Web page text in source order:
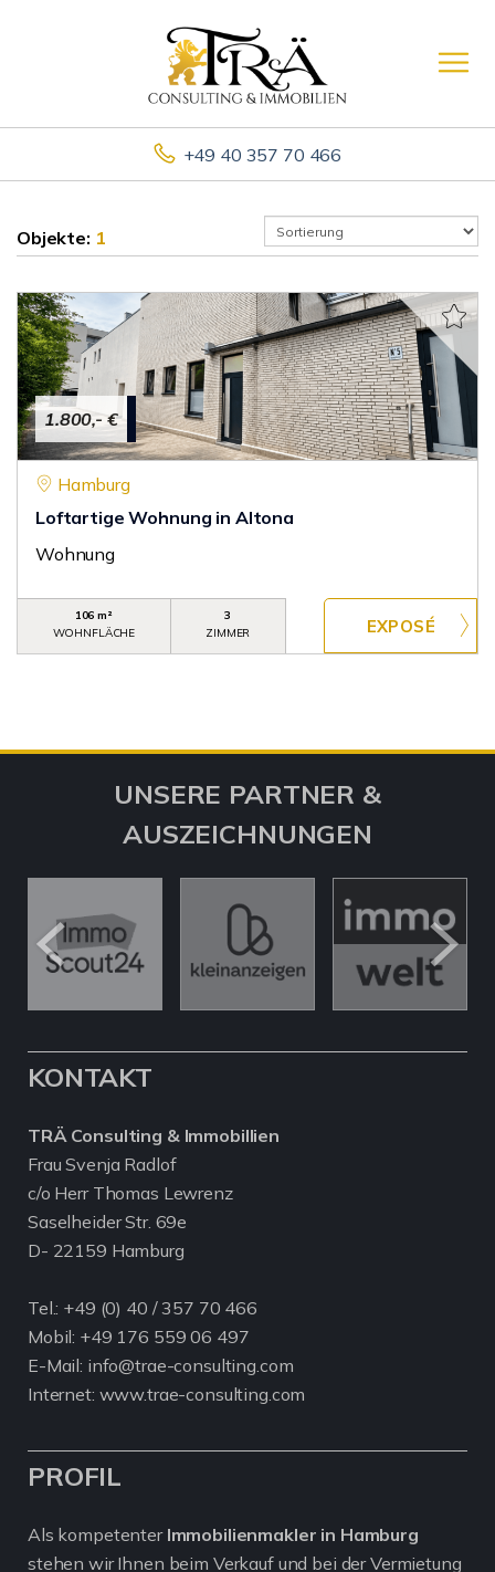
+49 40 357 70 466
Objekte: 1
1.800,- €
Hamburg
Loftartige Wohnung in Altona
Wohnung
106 m²
WOHNFLÄCHE
3
ZIMMER
UNSERE PARTNER &
AUSZEICHNUNGEN
KONTAKT
TRÄ Consulting & Immobillien
Frau Svenja Radlof
c/o Herr Thomas Lewrenz
Saselheider Str. 69e
D- 22159 Hamburg
Tel.: +49 (0) 40 / 357 70 466
Mobil: +49 176 559 06 497
E-Mail: info@trae-consulting.com
Internet: www.trae-consulting.com
PROFIL
Als kompetenter Immobilienmakler in Hamburg
stehen wir Ihnen beim Verkauf und bei der Vermietung